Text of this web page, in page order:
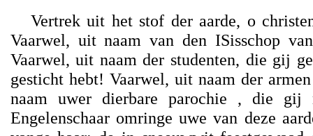
Vertrek uit het stof der aarde, o
Vaarwel, uit naam van den ISisschop
Vaarwel, uit naam der studenten, die gij
gesticht hebt! Vaarwel, uit naam der
naam uwer dierbare parochie , die
Engelenschaar omringe uwe van deze